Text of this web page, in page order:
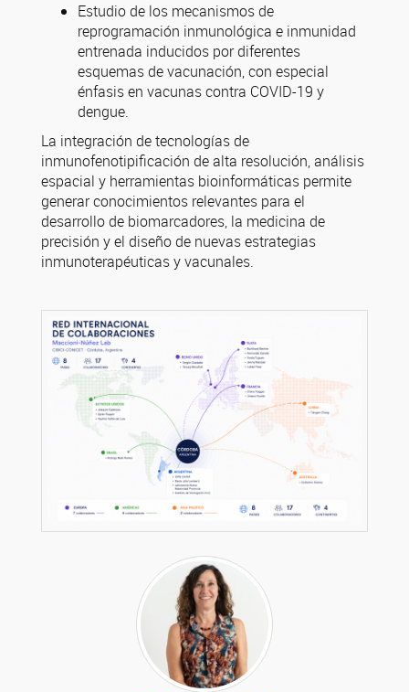
Estudio de los mecanismos de
reprogramación inmunológica e inmunidad
entrenada inducidos por diferentes
esquemas de vacunación, con especial
énfasis en vacunas contra COVID-19 y
dengue.
La integración de tecnologías de
inmunofenotipificación de alta resolución, análisis
espacial y herramientas bioinformáticas permite
generar conocimientos relevantes para el
desarrollo de biomarcadores, la medicina de
precisión y el diseño de nuevas estrategias
inmunoterapéuticas y vacunales.